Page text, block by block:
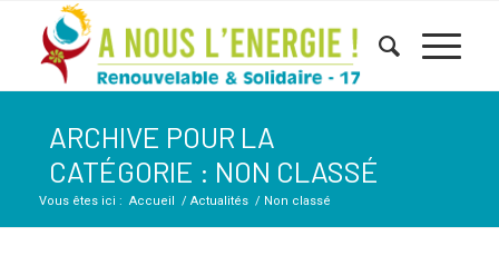
ARCHIVE POUR LA
CATÉGORIE : NON CLASSÉ
Vous êtes ici : Accueil / Actualités / Non classé